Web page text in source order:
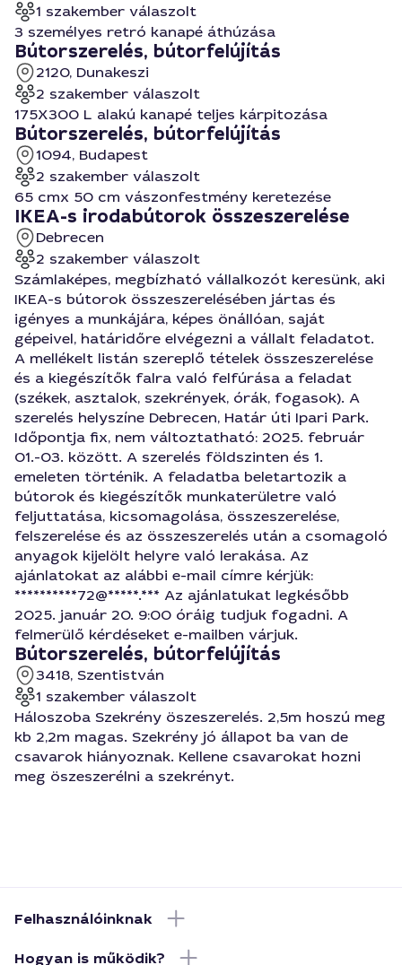
1 szakember válaszolt
3 személyes retró kanapé áthúzása
Bútorszerelés, bútorfelújítás
2120, Dunakeszi
2 szakember válaszolt
175X300 L alakú kanapé teljes kárpitozása
Bútorszerelés, bútorfelújítás
1094, Budapest
2 szakember válaszolt
65 cmx 50 cm vászonfestmény keretezése
IKEA-s irodabútorok összeszerelése
Debrecen
2 szakember válaszolt
Számlaképes, megbízható vállalkozót keresünk, aki
IKEA-s bútorok összeszerelésében jártas és
igényes a munkájára, képes önállóan, saját
gépeivel, határidőre elvégezni a vállalt feladatot.
A mellékelt listán szereplő tételek összeszerelése
és a kiegészítők falra való felfúrása a feladat
(székek, asztalok, szekrények, órák, fogasok). A
szerelés helyszíne Debrecen, Határ úti Ipari Park.
Időpontja fix, nem változtatható: 2025. február
01.-03. között. A szerelés földszinten és 1.
emeleten történik. A feladatba beletartozik a
bútorok és kiegészítők munkaterületre való
feljuttatása, kicsomagolása, összeszerelése,
felszerelése és az összeszerelés után a csomagoló
anyagok kijelölt helyre való lerakása. Az
ajánlatokat az alábbi e-mail címre kérjük:
**********72@*****.*** Az ajánlatukat legkésőbb
2025. január 20. 9:00 óráig tudjuk fogadni. A
felmerülő kérdéseket e-mailben várjuk.
Bútorszerelés, bútorfelújítás
3418, Szentistván
1 szakember válaszolt
Háloszoba Szekrény öszeszerelés. 2,5m hoszú meg
kb 2,2m magas. Szekrény jó állapot ba van de
csavarok hiányoznak. Kellene csavarokat hozni
meg öszeszerélni a szekrényt.
Felhasználóinknak
Hogyan is működik?